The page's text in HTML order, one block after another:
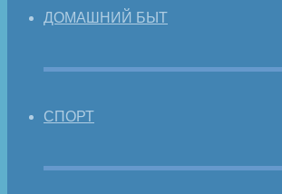
ДОМАШНИЙ БЫТ
СПОРТ